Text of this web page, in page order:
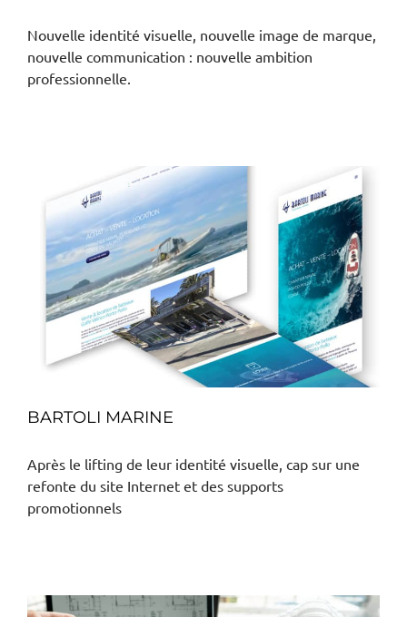
Nouvelle identité visuelle, nouvelle image de marque,
nouvelle communication : nouvelle ambition
professionnelle.
BARTOLI MARINE
Après le lifting de leur identité visuelle, cap sur une
refonte du site Internet et des supports
promotionnels